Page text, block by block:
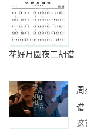
花好月圆夜二胡谱
周
谱
这